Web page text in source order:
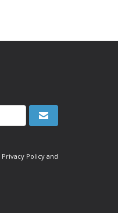
Privacy Policy and